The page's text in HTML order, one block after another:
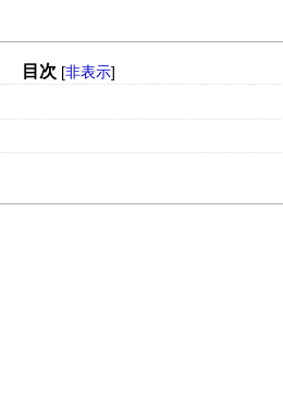
目次 [非表示]